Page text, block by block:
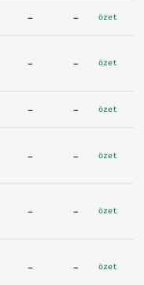
- - özet
- - özet
- - özet
- - özet
- - özet
- - özet